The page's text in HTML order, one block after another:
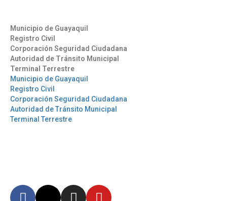
Municipio de Guayaquil
Registro Civil
Corporación Seguridad Ciudadana
Autoridad de Tránsito Municipal
Terminal Terrestre
Municipio de Guayaquil
Registro Civil
Corporación Seguridad Ciudadana
Autoridad de Tránsito Municipal
Terminal Terrestre